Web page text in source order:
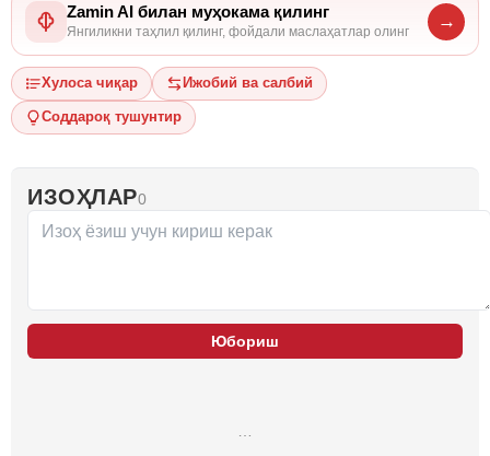
Zamin AI билан муҳокама қилинг
Янгиликни таҳлил қилинг, фойдали маслаҳатлар олинг
→
Хулоса чиқар Ижобий ва салбий
Соддароқ тушунтир
ИЗОҲЛАР0
Юбориш